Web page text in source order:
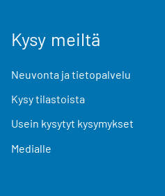
Kysy meiltä
Neuvonta ja tietopalvelu
Kysy tilastoista
Usein kysytyt kysymykset
Medialle